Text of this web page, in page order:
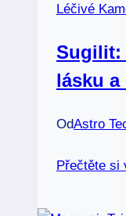
Léčivé
Sugilit:
lásku a
OdAstro
Přečtěte si